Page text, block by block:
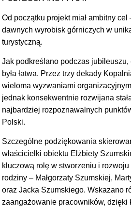
Od początku projekt miał ambitny cel
dawnych wyrobisk górniczych w
turystyczną.
Jak podkreślano podczas
była łatwa. Przez trzy dekady
wieloma wyzwaniami
jednak konsekwentnie rozwijana
najbardziej rozpoznawalnych
Polski.
Szczególne podziękowania
właścicielki obiektu Elżbiety
kluczową rolę w stworzeniu i
rodziny – Małgorzaty Szumskiej,
oraz Jacka Szumskiego. Wskazano
zaangażowanie pracowników, dzięki